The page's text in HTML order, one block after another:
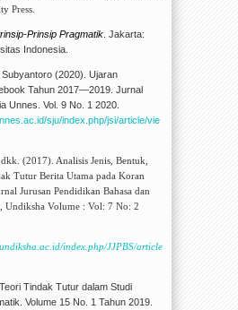
Press.
Prinsip Pragmatik . Jakarta:
Indonesia.
(2020). Ujaran
Tahun 2017—2019. Jurnal
Unnes. Vol. 9 No. 1 2020.
sju/index.php/jsi/article/vie
(2017). Analisis Jenis, Bentuk,
Tutur Berita Utama pada Koran
Jurusan Pendidikan Bahasa dan
Undiksha Volume : Vol: 7 No: 2
index.php/JJPBS/article
Teori Tindak Tutur dalam Studi
. Volume 15 No. 1 Tahun 2019.